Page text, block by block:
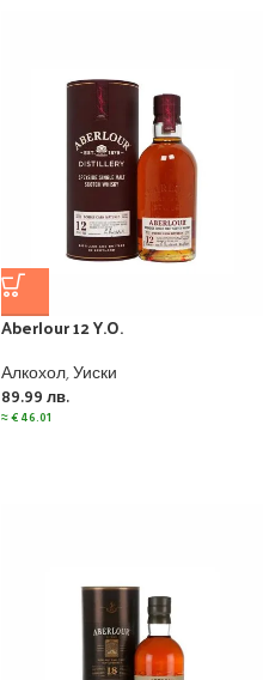
Aberlour 12 Y.O.
Алкохол,Уиски
89.99 лв.
≈€46.01